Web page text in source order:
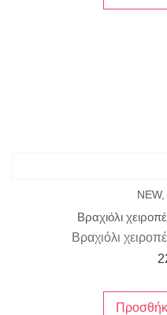
NEW,
Βραχιόλι
Βραχιόλι